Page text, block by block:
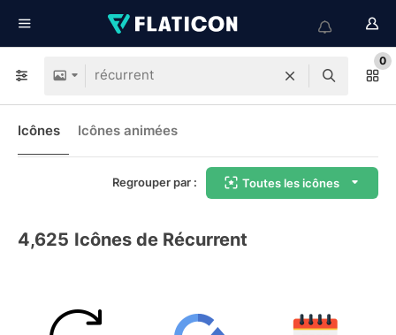
0
Icônes Icônes animées
Regrouper par : Toutes les icônes
4,625 Icônes de Récurrent